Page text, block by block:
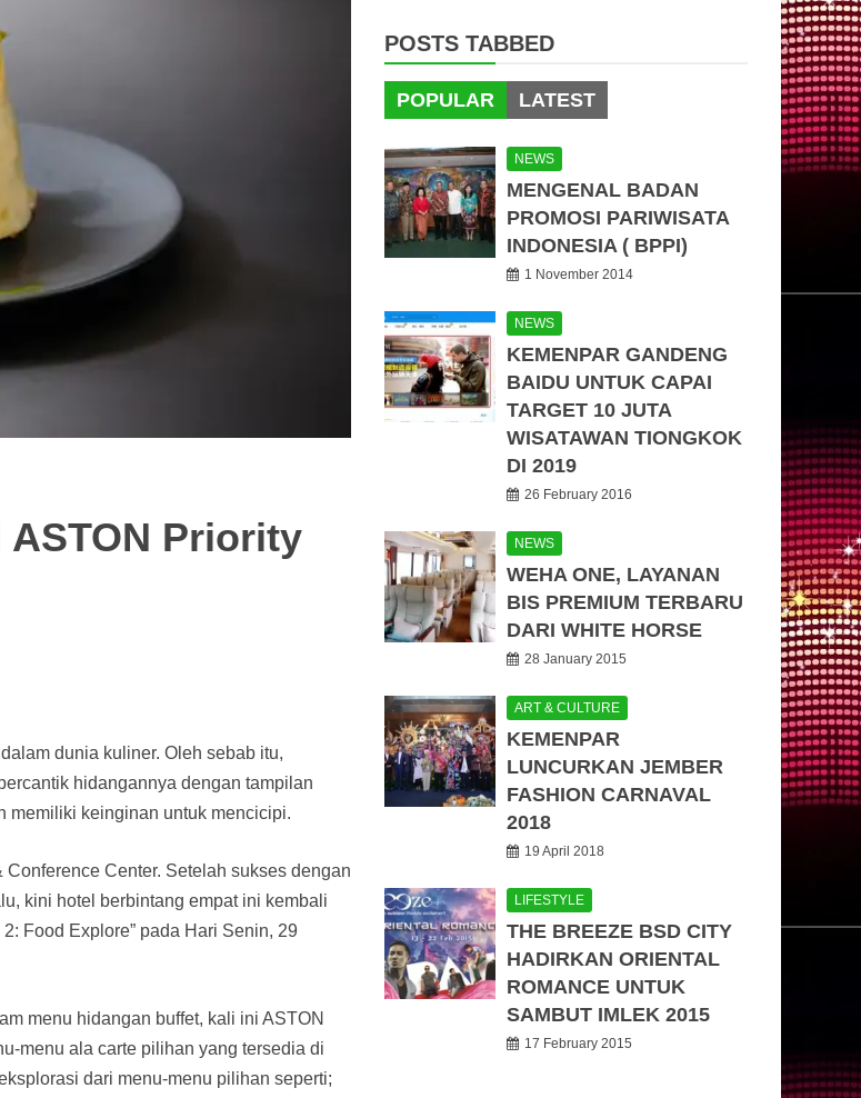
Priority
dunia kuliner. Oleh sebab itu,
hidangannya dengan tampilan
memiliki keinginan untuk mencicipi.
Center. Setelah sukses dengan
kini hotel berbintang empat ini kembali
Food Explore” pada Hari Senin, 29
menu hidangan buffet, kali ini ASTON
menu ala carte pilihan yang tersedia di
dari menu-menu pilihan seperti;
POSTS TABBED
POPULAR LATEST
NEWS
MENGENAL BADAN
PROMOSI PARIWISATA
INDONESIA ( BPPI)
1 November 2014
NEWS
KEMENPAR GANDENG
BAIDU UNTUK CAPAI
TARGET 10 JUTA
WISATAWAN TIONGKOK
DI 2019
26 February 2016
NEWS
WEHA ONE, LAYANAN
BIS PREMIUM TERBARU
DARI WHITE HORSE
28 January 2015
ART & CULTURE
KEMENPAR
LUNCURKAN JEMBER
FASHION CARNAVAL
2018
19 April 2018
LIFESTYLE
THE BREEZE BSD CITY
HADIRKAN ORIENTAL
ROMANCE UNTUK
SAMBUT IMLEK 2015
17 February 2015